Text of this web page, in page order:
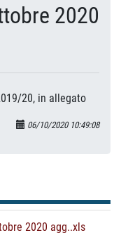
2020
20, in allegato
06/10/2020 10:49:08
2020 agg..xls